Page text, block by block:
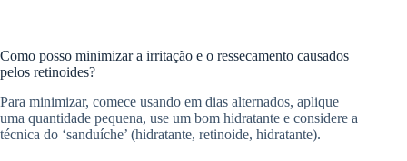
Como posso minimizar a irritação e o ressecamento causados
pelos retinoides?
Para minimizar, comece usando em dias alternados, aplique
uma quantidade pequena, use um bom hidratante e considere a
técnica do ‘sanduíche’ (hidratante, retinoide, hidratante).